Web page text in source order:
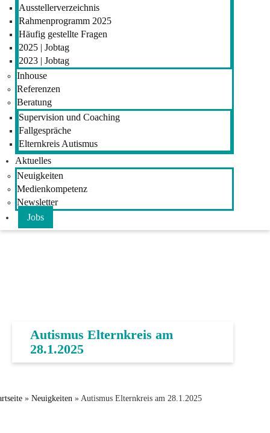
Ausstellerverzeichnis
Rahmenprogramm 2025
Häufig gestellte Fragen
2025 | Jobtag
2023 | Jobtag
Inhouse
Referenzen
Beratung
Supervision und Coaching
Fallgespräche
Elternkreis Autismus
Aktuelles
Neuigkeiten
Medienkompetenz
Newsletter
Jobs
Autismus Elternkreis am
28.1.2025
» Neuigkeiten » Autismus Elternkreis am 28.1.2025